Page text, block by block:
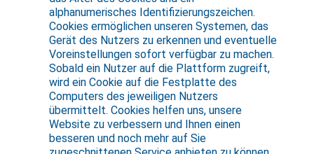
alphanumerisches Identifizierungszeichen.
Cookies ermöglichen unseren Systemen, das
Gerät des Nutzers zu erkennen und eventuelle
Voreinstellungen sofort verfügbar zu machen.
Sobald ein Nutzer auf die Plattform zugreift,
wird ein Cookie auf die Festplatte des
Computers des jeweiligen Nutzers
übermittelt. Cookies helfen uns, unsere
Website zu verbessern und Ihnen einen
besseren und noch mehr auf Sie